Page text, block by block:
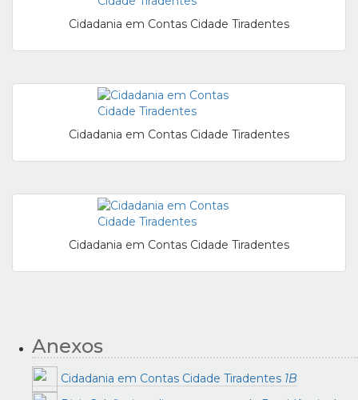
Cidadania em Contas Cidade Tiradentes
Cidadania em Contas Cidade Tiradentes
Cidadania em Contas Cidade Tiradentes
Anexos
Cidadania em Contas Cidade Tiradentes 1B